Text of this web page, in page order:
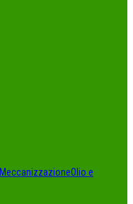
MeccanizzazioneOlio e